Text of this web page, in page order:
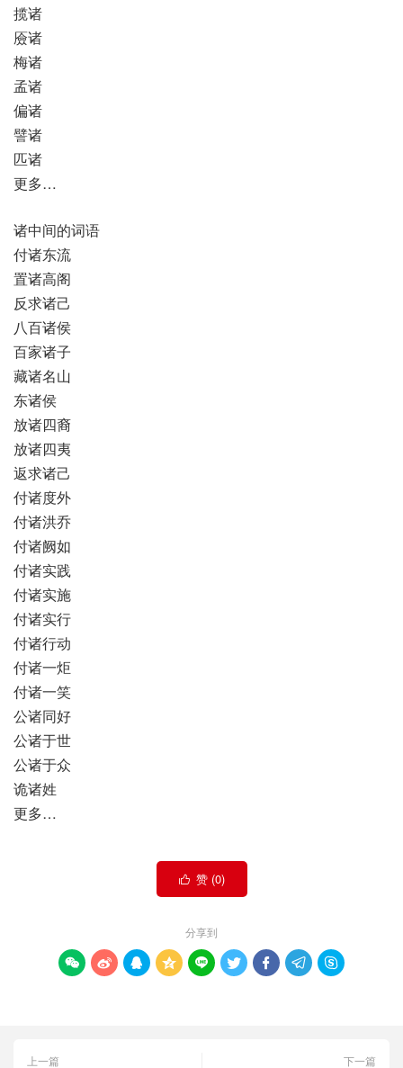
揽诸
厱诸
梅诸
孟诸
偏诸
譬诸
匹诸
更多…
诸中间的词语
付诸东流
置诸高阁
反求诸己
八百诸侯
百家诸子
藏诸名山
东诸侯
放诸四裔
放诸四夷
返求诸己
付诸度外
付诸洪乔
付诸阙如
付诸实践
付诸实施
付诸实行
付诸行动
付诸一炬
付诸一笑
公诸同好
公诸于世
公诸于众
诡诸姓
更多…
 赞 (0)
分享到
        
上一篇 下一篇